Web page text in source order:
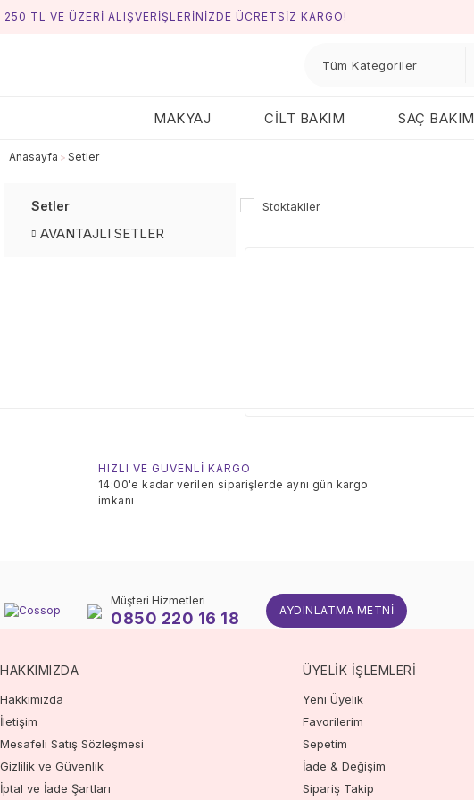
250 TL VE ÜZERİ ALIŞVERİŞLERİNİZDE ÜCRETSİZ KARGO!
MAKYAJ CİLT BAKIM SAÇ BAKIM
Anasayfa Setler
Setler
AVANTAJLI SETLER
Stoktakiler
HIZLI VE GÜVENLİ KARGO
14:00'e kadar verilen siparişlerde aynı gün kargo
imkanı
Müşteri Hizmetleri
0850 220 16 18 AYDINLATMA METNI
HAKKIMIZDA
Hakkımızda
İletişim
Mesafeli Satış Sözleşmesi
Gizlilik ve Güvenlik
İptal ve İade Şartları
ÜYELİK İŞLEMLERİ
Yeni Üyelik
Favorilerim
Sepetim
İade & Değişim
Sipariş Takip